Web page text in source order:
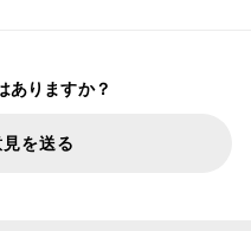
ありますか？
を送る